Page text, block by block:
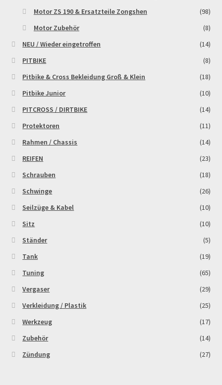
Motor ZS 190 & Ersatzteile Zongshen
(98)
Motor Zubehör
(8)
NEU / Wieder eingetroffen
(14)
PITBIKE
(8)
Pitbike & Cross Bekleidung Groß & Klein
(18)
Pitbike Junior
(10)
PITCROSS / DIRTBIKE
(14)
Protektoren
(11)
Rahmen / Chassis
(14)
REIFEN
(23)
Schrauben
(18)
Schwinge
(26)
Seilzüge & Kabel
(10)
Sitz
(10)
Ständer
(5)
Tank
(19)
Tuning
(65)
Vergaser
(29)
Verkleidung / Plastik
(25)
Werkzeug
(17)
Zubehör
(14)
Zündung
(27)